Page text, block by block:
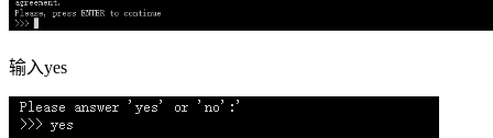
输入yes